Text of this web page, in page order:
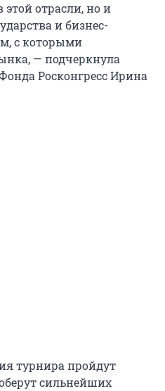
отрасли, но и
и бизнес-
с которыми
— подчеркнула
Росконгресс Ирина
турнира пройдут
сильнейших